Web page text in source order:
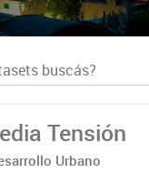
Tensión
Urbano